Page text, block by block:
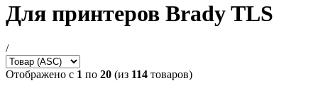
Для принтеров Brady TLS
/
Отображено с 1 по 20 (из 114 товаров)